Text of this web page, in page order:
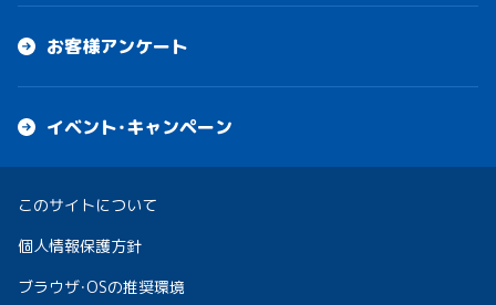
お客様アンケート
イベント・キャンペーン
このサイトについて
個人情報保護方針
ブラウザ・OSの推奨環境